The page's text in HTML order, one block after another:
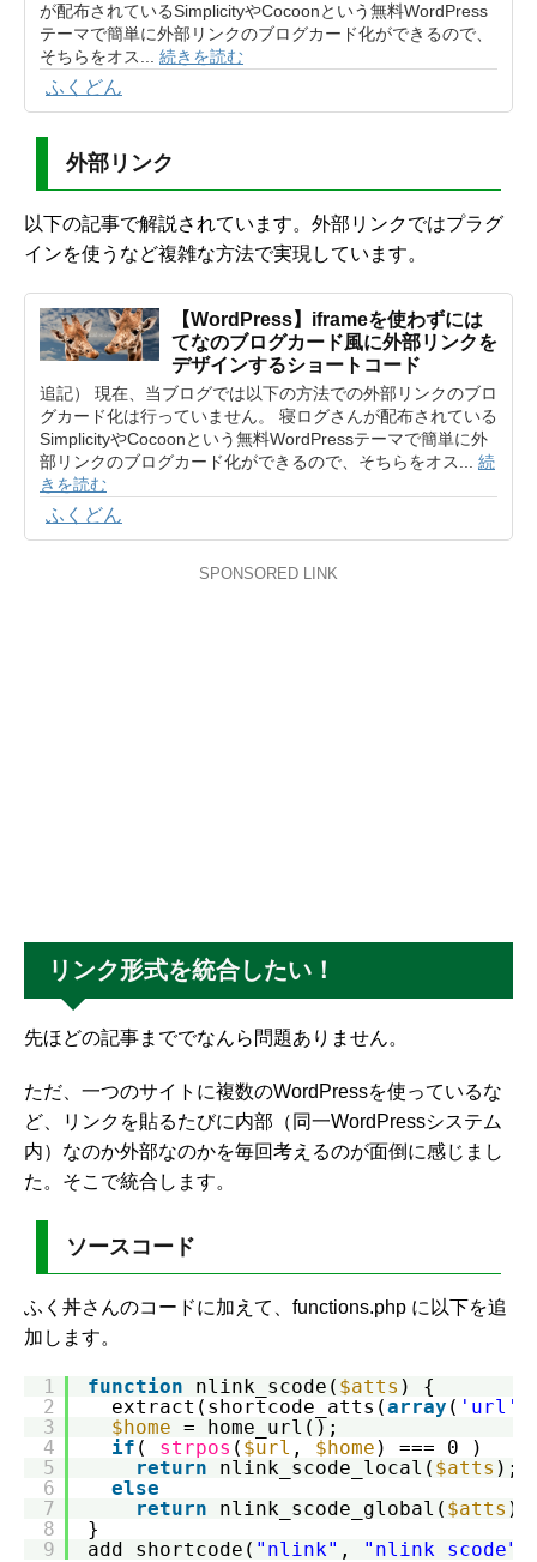
が配布されているSimplicityやCocoonという無料WordPress
テーマで簡単に外部リンクのブログカード化ができるので、
そちらをオス... 続きを読む
ふくどん
外部リンク
以下の記事で解説されています。外部リンクではプラグ
インを使うなど複雑な方法で実現しています。
【WordPress】iframeを使わずには
てなのブログカード風に外部リンクを
デザインするショートコード
追記） 現在、当ブログでは以下の方法での外部リンクのブロ
グカード化は行っていません。 寝ログさんが配布されている
SimplicityやCocoonという無料WordPressテーマで簡単に外
部リンクのブログカード化ができるので、そちらをオス... 続
きを読む
ふくどん
SPONSORED LINK
リンク形式を統合したい！
先ほどの記事まででなんら問題ありません。
ただ、一つのサイトに複数のWordPressを使っているな
ど、リンクを貼るたびに内部（同一WordPressシステム
内）なのか外部なのかを毎回考えるのが面倒に感じまし
た。そこで統合します。
ソースコード
ふく丼さんのコードに加えて、functions.php に以下を追
加します。
1
2
3
4
5
6
7
8
9
function nlink_scode( $atts ) {
extract(shortcode_atts(array ( 'url'
$home = home_url();
if ( strpos ( $url , $home ) === 0 )
return
nlink_scode_local( $atts );
else
return
nlink_scode_global( $atts );
}
add_shortcode( "nlink" , "nlink_scode"